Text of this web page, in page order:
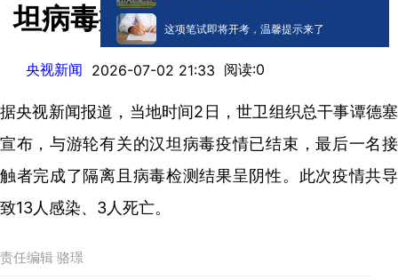
这项笔试即将开考，温馨提示来了
坦病毒疫情结束
央视新闻 2026-07-02 21:33 阅读:0
据央视新闻报道，当地时间2日，世卫组织总干事谭德塞
宣布，与游轮有关的汉坦病毒疫情已结束，最后一名接
触者完成了隔离且病毒检测结果呈阴性。此次疫情共导
致13人感染、3人死亡。
责任编辑 骆璟